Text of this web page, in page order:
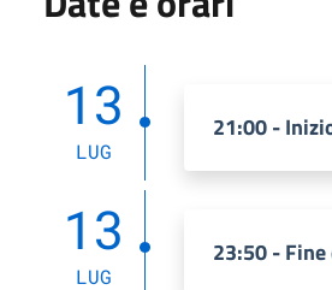
13
LUG
21:00 -
13
LUG
23:50 -